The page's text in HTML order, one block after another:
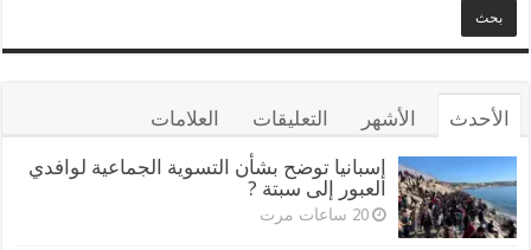
الأحدث الأشهر التعليقات العلامات
إسبانيا توضح بشأن التسوية الجماعية لوافدي
العبور إلى سبتة ?
20 ساعات مرت